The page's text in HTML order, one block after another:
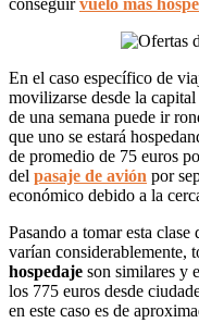
conseguirvuelo más
En el caso específico de
movilizarse desde la
de una semana puede ir
que uno se estará
de promedio de 75 euros
del pasaje de avión por
económico debido a la
Pasando a tomar esta clase
varían considerablemente,
hospedaje son similares y
los 775 euros desde
en este caso es de